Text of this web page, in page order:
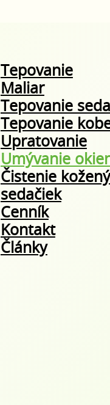
Tepovanie
Maliar
Tepovanie
Tepovanie
Upratovanie
Umývanie
Čistenie
sedačiek
Cenník
Kontakt
Články